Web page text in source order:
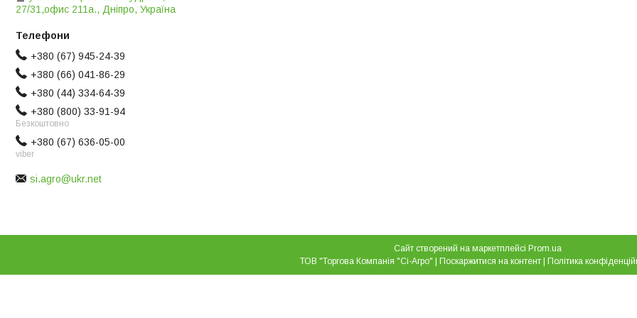
27/31,офис 211а., Дніпро, Україна
+380 (67) 945-24-39
+380 (66) 041-86-29
+380 (44) 334-64-39
+380 (800) 33-91-94
Безкоштовно
+380 (67) 636-05-00
viber
si.agro@ukr.net
Сайт створений на маркетплейсі Prom.ua
ТОВ "Торгова Компанія "Сі-Агро" | Поскаржитися на контент | Політика